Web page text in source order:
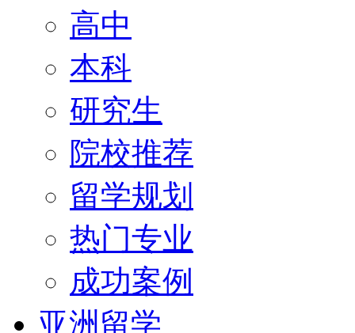
高中
本科
研究生
院校推荐
留学规划
热门专业
成功案例
亚洲留学